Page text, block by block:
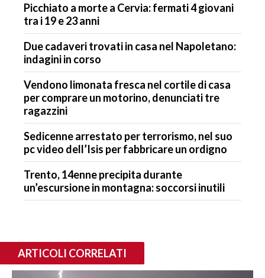
Picchiato a morte a Cervia: fermati 4 giovani
tra i 19 e 23 anni
Due cadaveri trovati in casa nel Napoletano:
indagini in corso
Vendono limonata fresca nel cortile di casa
per comprare un motorino, denunciati tre
ragazzini
Sedicenne arrestato per terrorismo, nel suo
pc video dell’Isis per fabbricare un ordigno
Trento, 14enne precipita durante
un’escursione in montagna: soccorsi inutili
ARTICOLI CORRELATI